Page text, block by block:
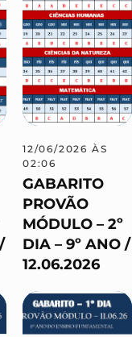
12/06/2026 ÀS
02:06
GABARITO
PROVÃO
MÓDULO – 2º
DIA – 9º ANO /
12.06.2026